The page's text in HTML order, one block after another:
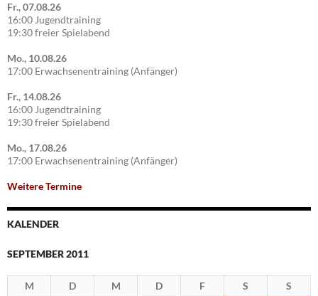
Fr., 07.08.26
16:00 Jugendtraining
19:30 freier Spielabend
Mo., 10.08.26
17:00 Erwachsenentraining (Anfänger)
Fr., 14.08.26
16:00 Jugendtraining
19:30 freier Spielabend
Mo., 17.08.26
17:00 Erwachsenentraining (Anfänger)
Weitere Termine
KALENDER
SEPTEMBER 2011
M D M D F S
S